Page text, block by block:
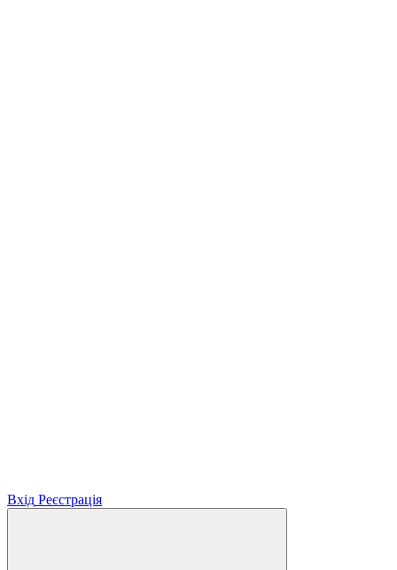
Вхід Реєстрація